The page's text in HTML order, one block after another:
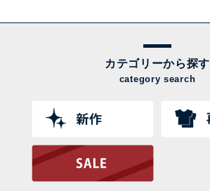
カテゴリーから探す
category search